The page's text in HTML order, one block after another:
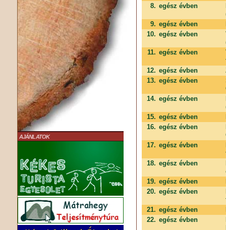
AJÁNLATOK
8. egész évben
9. egész évben
10. egész évben
11. egész évben
12. egész évben
13. egész évben
14. egész évben
15. egész évben
16. egész évben
17. egész évben
18. egész évben
19. egész évben
20. egész évben
21. egész évben
22. egész évben